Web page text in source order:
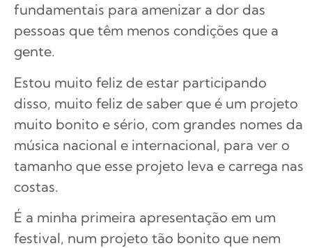
fundamentais para amenizar a dor das
pessoas que têm menos condições que a
gente.
Estou muito feliz de estar participando
disso, muito feliz de saber que é um projeto
muito bonito e sério, com grandes nomes da
música nacional e internacional, para ver o
tamanho que esse projeto leva e carrega nas
costas.
É a minha primeira apresentação em um
festival, num projeto tão bonito que nem